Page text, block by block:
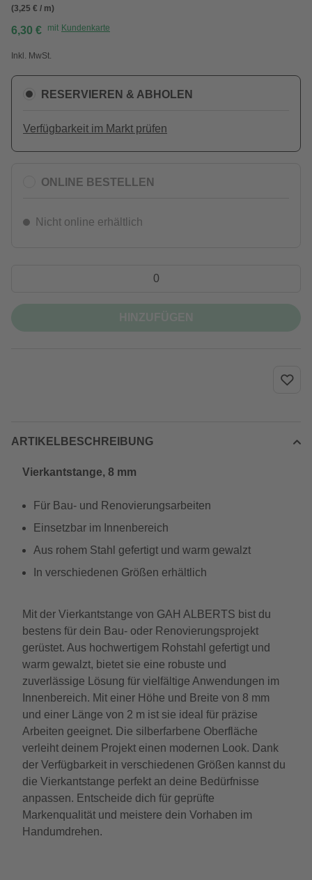
(3,25 € / m)
6,30 € mit Kundenkarte
Inkl. MwSt.
RESERVIEREN & ABHOLEN
Verfügbarkeit im Markt prüfen
ONLINE BESTELLEN
Nicht online erhältlich
ARTIKELBESCHREIBUNG
Vierkantstange, 8 mm
Für Bau- und Renovierungsarbeiten
Einsetzbar im Innenbereich
Aus rohem Stahl gefertigt und warm gewalzt
In verschiedenen Größen erhältlich
Mit der Vierkantstange von GAH ALBERTS bist du
bestens für dein Bau- oder Renovierungsprojekt
gerüstet. Aus hochwertigem Rohstahl gefertigt und
warm gewalzt, bietet sie eine robuste und
zuverlässige Lösung für vielfältige Anwendungen im
Innenbereich. Mit einer Höhe und Breite von 8 mm
und einer Länge von 2 m ist sie ideal für präzise
Arbeiten geeignet. Die silberfarbene Oberfläche
verleiht deinem Projekt einen modernen Look. Dank
der Verfügbarkeit in verschiedenen Größen kannst du
die Vierkantstange perfekt an deine Bedürfnisse
anpassen. Entscheide dich für geprüfte
Markenqualität und meistere dein Vorhaben im
Handumdrehen.